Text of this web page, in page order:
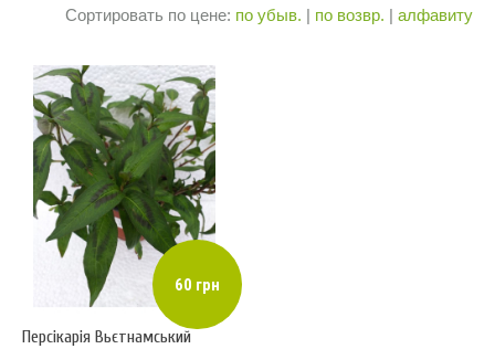
Сортировать по цене: по убыв. | по возвр. | алфавиту
60 грн
Персікарія Вьєтнамський